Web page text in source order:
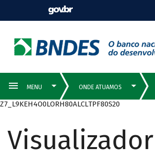
Z7_L9KEH4O0LORH80ALCLTPF80S20